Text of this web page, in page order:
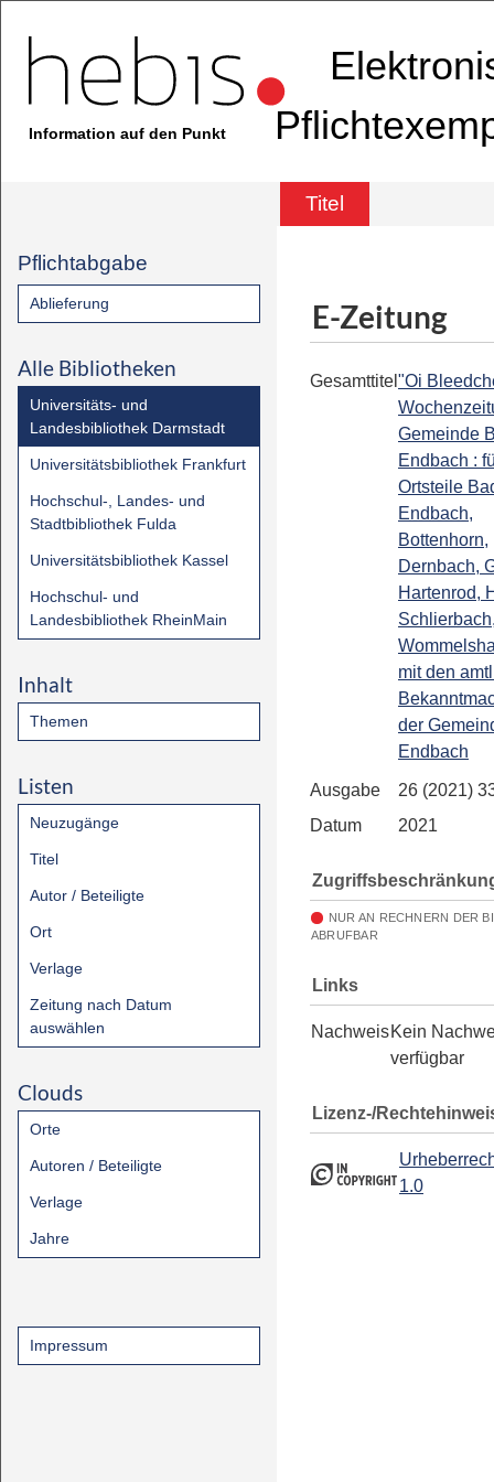
Information auf den Punkt
Titel
Pflichtabgabe
Ablieferung
Alle Bibliotheken
Universitäts- und
Landesbibliothek Darmstadt
Universitätsbibliothek Frankfurt
Hochschul-, Landes- und
Stadtbibliothek Fulda
Universitätsbibliothek Kassel
Hochschul- und
Landesbibliothek RheinMain
Inhalt
Themen
Listen
Neuzugänge
Titel
Autor / Beteiligte
Ort
Verlage
Zeitung nach Datum
auswählen
Clouds
Orte
Autoren / Beteiligte
Verlage
Jahre
Impressum
E-Zeitung
Gesamttitel "Oi
Gemeinde
Endbach :
Ortsteile
Endbach,
Bottenhorn,
Dernbach,
Hartenrod,
mit den
der
Endbach
Ausgabe
26 (2021)
Datum
2021
NUR AN RECHNERN DER
ABRUFBAR
Links
NachweisKein
verfügbar
Lizenz-/
1.0